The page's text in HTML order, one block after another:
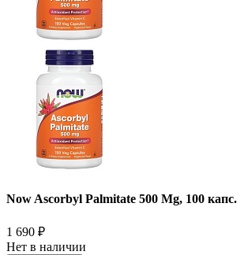
Now Ascorbyl Palmitate 500 Mg, 100 капс.
1 690 ₽
Нет в наличии